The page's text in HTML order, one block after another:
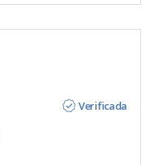
Verificada